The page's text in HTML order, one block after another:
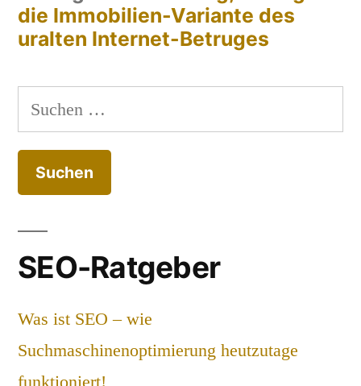
die Immobilien-Variante des
uralten Internet-Betruges
Suchen
nach:
SEO-Ratgeber
Was ist SEO – wie
Suchmaschinenoptimierung heutzutage
funktioniert!